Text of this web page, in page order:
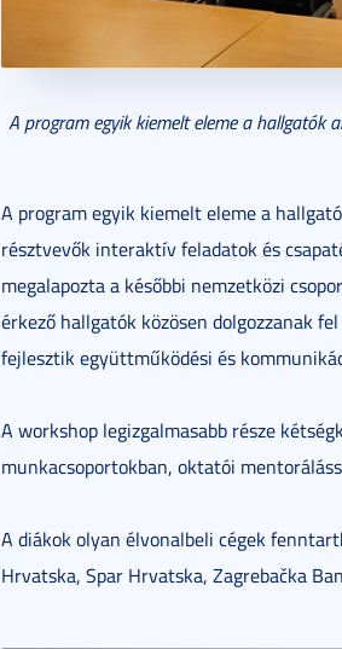
A program egyik kiemelt eleme a hallgatók
A program egyik kiemelt eleme a
résztvevők interaktív feladatok és
megalapozta a későbbi nemzetközi
érkező hallgatók közösen dolgozzanak
fejlesztik együttműködési és
A workshop legizgalmasabb része
munkacsoportokban, oktatói
A diákok olyan élvonalbeli cégek
Hrvatska, Spar Hrvatska, Zagrebačka